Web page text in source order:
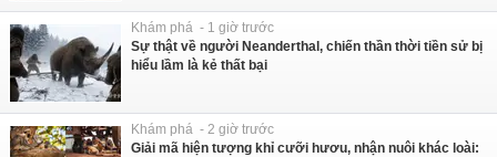
Khám phá - 1 giờ trước
Sự thật về người Neanderthal, chiến thần thời tiền sử bị
hiểu lầm là kẻ thất bại
Khám phá - 2 giờ trước
Giải mã hiện tượng khỉ cưỡi hươu, nhận nuôi khác loài: